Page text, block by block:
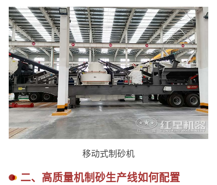
移动式制砂机
二、高质量机制砂生产线如何配置